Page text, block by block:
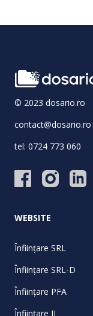
© 2023 dosario.ro
contact@dosario.ro
tel: 0724 773 060
WEBSITE
Înființare SRL
Înființare SRL-D
Înființare PFA
Înființare II